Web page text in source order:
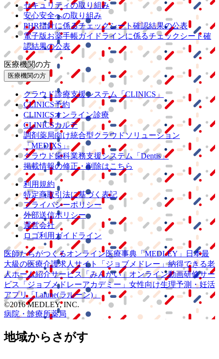
セキュリティの取り組み
安心安全への取り組み
PHR指針に係るチェックシート確認結果の公表
電子版お薬手帳ガイドラインに係るチェックシート確
認結果の公表
医療機関の方
医療機関の方
クラウド診療支援システム
「CLINICS」
CLINICS予約
CLINICSオンライン診療
CLINICSカルテ
調剤薬局向け統合型クラウドソリューション
「MEDIXS」
クラウド歯科業務支援システム
「Dentis」
掲載情報の修正・削除はこちら
利用規約
特定商取引法に基づく表記
プライバシーポリシー
外部送信ポリシー
運営会社
ロゴ利用ガイドライン
医師たちがつくるオンライン医療事典 「MEDLEY」
日本最
大級の医療介護求人サイト 「ジョブメドレー」納得できる老
人ホーム紹介サービス
「みんかい」 オンライン動画研修サー
ビス
「ジョブメドレーアカデミー」 女性向け生理予測・妊活
アプリ「Lalune(ラルーン)」
©2016 MEDLEY, INC.
病院・診療所薬局
地域からさがす